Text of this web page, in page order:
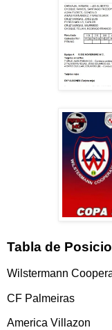
Tabla de
Wilstermann
CF
America